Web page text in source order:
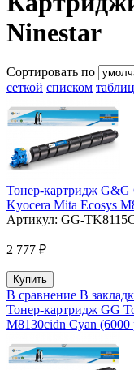
Ninestar
Сортировать по
сеткой списком
Тонер-картридж G&G
Kyocera Mita Ecosys
Артикул: GG-
2 777 ₽
В сравнение В
Тонер-картридж GG
M8130cidn Cyan